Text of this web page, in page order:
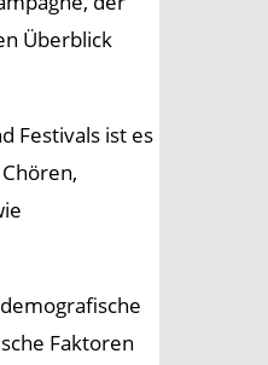
Überblick
Festivals ist es
Faktoren